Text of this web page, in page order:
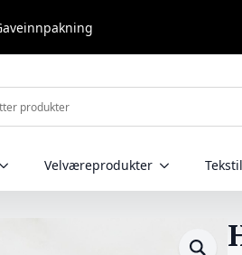
Velværeprodukter Tekstil